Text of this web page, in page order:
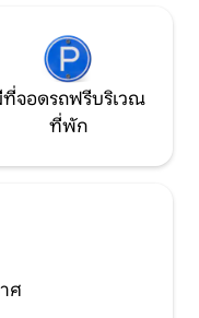
จอดรถฟรีบริเวณ
ที่พัก
ศ